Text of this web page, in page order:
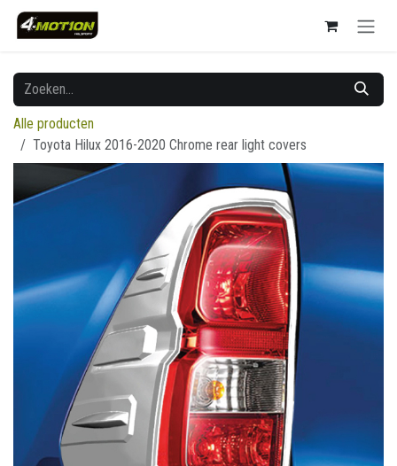
Overslaan naar inhoud
Alle producten
Toyota Hilux 2016-2020 Chrome rear light covers